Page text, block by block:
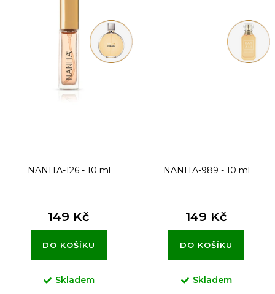
NANITA-126 - 10 ml
149 Kč
DO KOŠÍKU
Skladem
NANITA-989 - 10 ml
149 Kč
DO KOŠÍKU
Skladem